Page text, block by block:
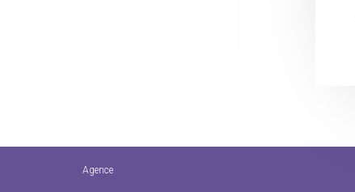
Agence